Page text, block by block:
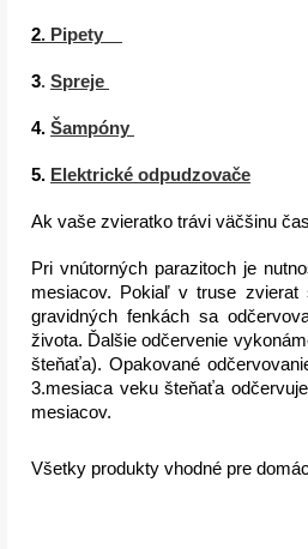
2. Pipety
3. Spreje
4. Šampóny
5. Elektrické odpudzovače
Ak vaše zvieratko trávi väčšinu
Pri vnútorných parazitoch je
mesiacov. Pokiaľ v truse
gravidných fenkách sa
života. Ďalšie odčervenie
šteňaťa). Opakované
3.mesiaca veku šteňaťa
mesiacov.
Všetky produkty vhodné pre